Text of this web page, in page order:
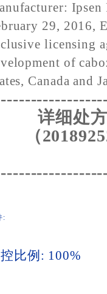
Ipsen
29, 2016,
licensing
of
Canada and
详细处
（
:
比例: 100%